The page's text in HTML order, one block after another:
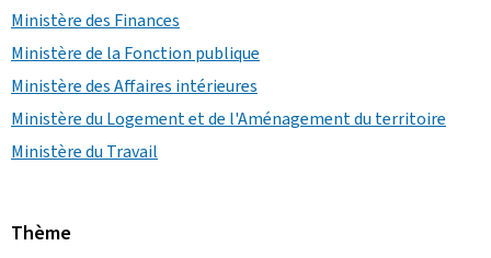
Ministère des Finances
Ministère de la Fonction publique
Ministère des Affaires intérieures
Ministère du Logement et de l'Aménagement du territoire
Ministère du Travail
Thème